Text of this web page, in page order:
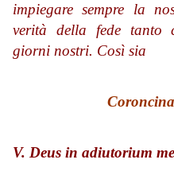
impiegare sempre la
verità della fede tanto
giorni nostri. Così sia
V. Deus in adiutorium